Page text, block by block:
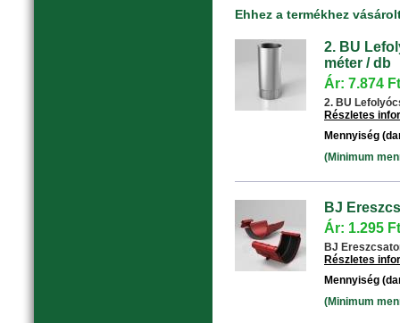
Ehhez a termékhez
2. BU
méter / db
Ár: 7.874
2. BU
Részletes
Mennyiség
(Minimum
BJ
Ár: 1.295
BJ
Részletes
Mennyiség
(Minimum